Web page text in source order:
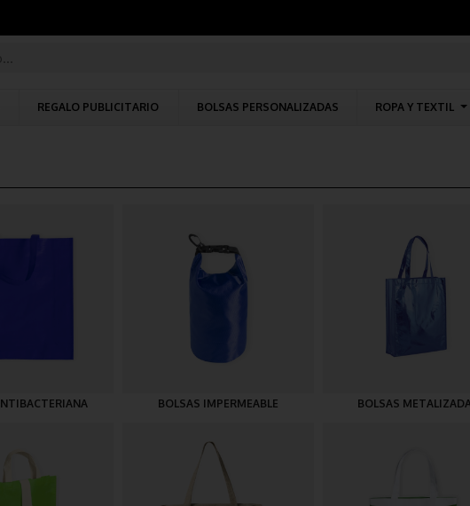
REGALO PUBLICITARIO BOLSAS PERSONALIZADAS ROPA Y TEXTIL
BOLSAS IMPERMEABLE BOLSAS